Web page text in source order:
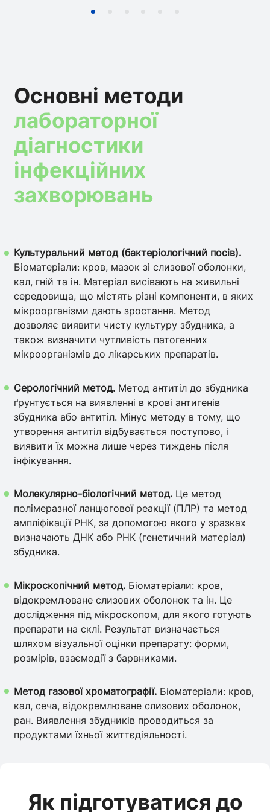
Основні методи
лабораторної
діагностики
інфекційних
захворювань
Культуральний метод (бактеріологічний посів).
Біоматеріали: кров, мазок зі слизової оболонки,
кал, гній та ін. Матеріал висівають на живильні
середовища, що містять різні компоненти, в яких
мікроорганізми дають зростання. Метод
дозволяє виявити чисту культуру збудника, а
також визначити чутливість патогенних
мікроорганізмів до лікарських препаратів.
Серологічний метод. Метод антитіл до збудника
ґрунтується на виявленні в крові антигенів
збудника або антитіл. Мінус методу в тому, що
утворення антитіл відбувається поступово, і
виявити їх можна лише через тиждень після
інфікування.
Молекулярно-біологічний метод. Це метод
полімеразної ланцюгової реакції (ПЛР) та метод
ампліфікації РНК, за допомогою якого у зразках
визначають ДНК або РНК (генетичний матеріал)
збудника.
Мікроскопічний метод. Біоматеріали: кров,
відокремлюване слизових оболонок та ін. Це
дослідження під мікроскопом, для якого готують
препарати на склі. Результат визначається
шляхом візуальної оцінки препарату: форми,
розмірів, взаємодії з барвниками.
Метод газової хроматографії. Біоматеріали: кров,
кал, сеча, відокремлюване слизових оболонок,
ран. Виявлення збудників проводиться за
продуктами їхньої життєдіяльності.
Як підготуватися до